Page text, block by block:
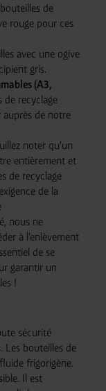
de
rouge pour ces
avec une ogive
gris.
(A3,
de recyclage
de notre
noter qu'un
entièrement et
de recyclage
de la
nous ne
à l'enlèvement
de se
garantir un
!
sécurité
Les bouteilles de
frigorigène.
Il est